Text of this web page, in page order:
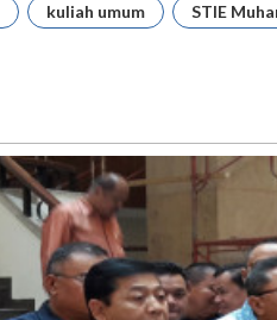
kuliah umum STIE